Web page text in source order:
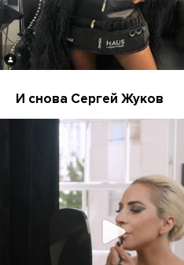
И снова Сергей Жуков